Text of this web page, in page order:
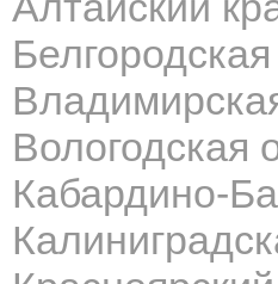
Вологодская
Кабардино-